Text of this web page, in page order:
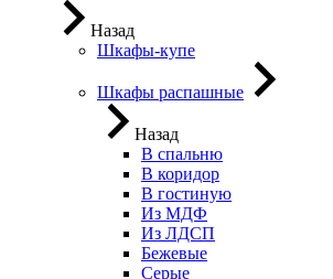
Назад
Шкафы-купе
Шкафы распашные
Назад
В спальню
В коридор
В гостиную
Из МДФ
Из ЛДСП
Бежевые
Серые